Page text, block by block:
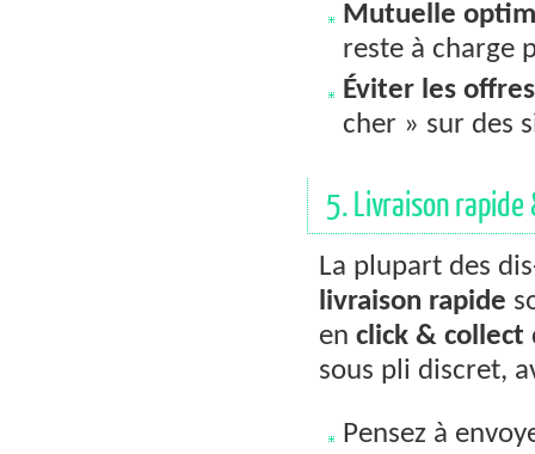
Mutuelle
reste à charge
Éviter les
cher » sur des
5. Livraison
La plupart des
livraison rapide
en click & collect
sous pli discret,
Pensez à